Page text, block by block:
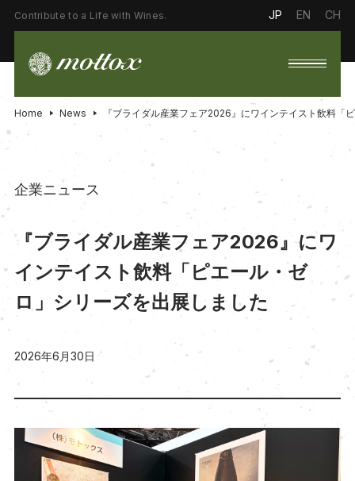
Contribute to a Life with Wines. JP EN CH
Home News 『ブライダル産業フェア2026』にワインテイスト飲料「
企業ニュース
『ブライダル産業フェア2026』にワ
インテイスト飲料「ピエール・ゼ
ロ」シリーズを出展しました
2026年6月30日